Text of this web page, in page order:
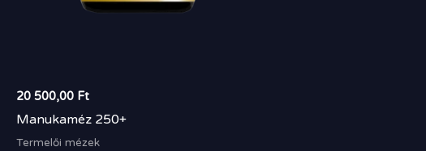
20 500,00 Ft
Manukaméz 250+
Termelői mézek